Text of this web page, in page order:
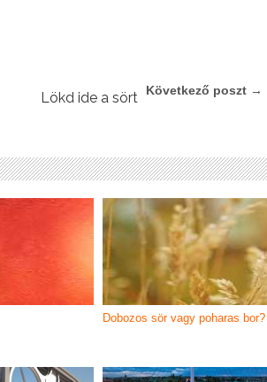
Következő poszt →
Lökd ide a sört
Dobozos sör vagy poharas bor?